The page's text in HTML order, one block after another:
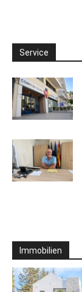
Service
Immobilien